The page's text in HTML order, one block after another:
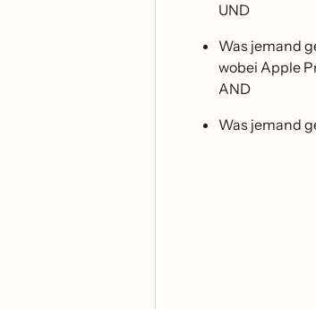
UND
Was jemand
wobei Apple
AND
Was jemand